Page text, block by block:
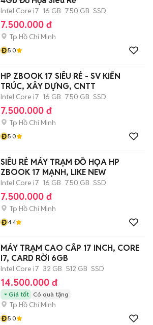
Intel Core i7 16 GB 750 GB SSD
7.500.000 đ
Tp Hồ Chí Minh
Đ5.0
HP ZBOOK 17 SIÊU RẺ - SV KIẾN
TRÚC, XÂY DỰNG, CNTT
Intel Core i7 16 GB 750 GB SSD
7.500.000 đ
Tp Hồ Chí Minh
Đ5.0
SIÊU RẺ MÁY TRẠM ĐỒ HỌA HP
ZBOOK 17 MẠNH, LIKE NEW
Intel Core i7 16 GB 750 GB SSD
7.500.000 đ
Tp Hồ Chí Minh
Đ4.4
MÁY TRẠM CAO CẤP 17 INCH, CORE
I7, CARD RỜI 6GB
Intel Core i7 32 GB 512 GB SSD
14.500.000 đ
Giá tốt Có quà tặng
Tp Hồ Chí Minh
Đ5.0